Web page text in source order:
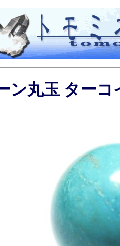
ン丸玉 ターコ